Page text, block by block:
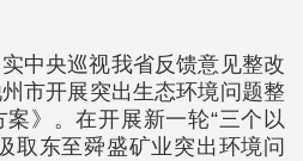
中央巡视我省反馈意见整改
市开展突出生态环境问题整
》。在开展新一轮“三个以
取东至舜盛矿业突出环境问